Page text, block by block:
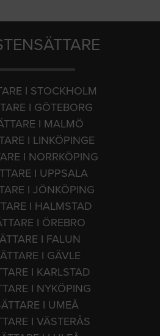
I STOCKHOLM
I GÖTEBORG
I MALMÖ
I LINKÖPINGE
I NORRKÖPING
I UPPSALA
I JÖNKÖPING
I HALMSTAD
I ÖREBRO
I FALUN
I GÄVLE
I KARLSTAD
I NYKÖPING
I UMEÅ
I VÄSTERÅS